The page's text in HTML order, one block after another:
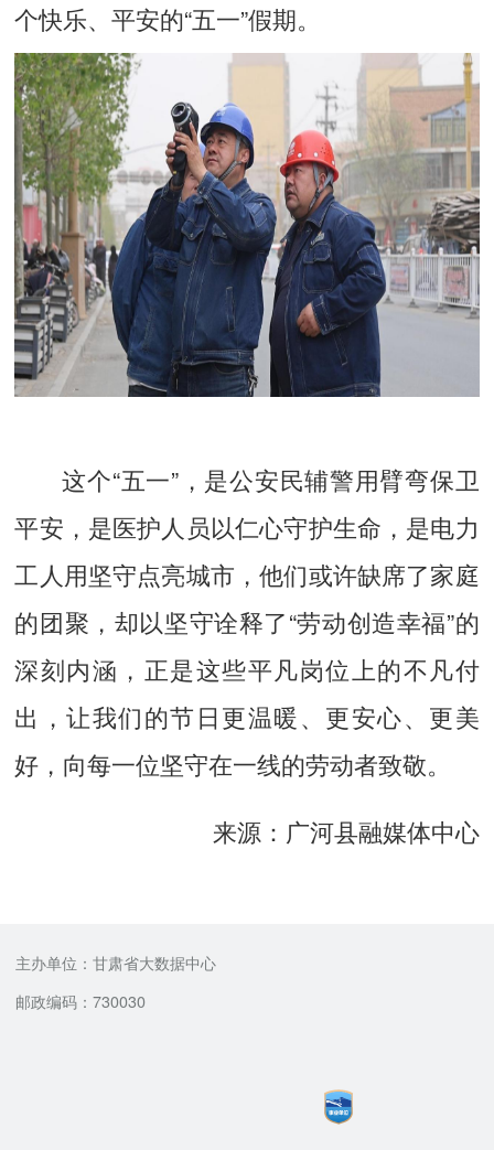
个快乐、平安的“五一”假期。
这个“五一”，是公安民辅警用臂弯保卫
平安，是医护人员以仁心守护生命，是电力
工人用坚守点亮城市，他们或许缺席了家庭
的团聚，却以坚守诠释了“劳动创造幸福”的
深刻内涵，正是这些平凡岗位上的不凡付
出，让我们的节日更温暖、更安心、更美
好，向每一位坚守在一线的劳动者致敬。
来源：广河县融媒体中心
主办单位：甘肃省大数据中心
邮政编码：730030